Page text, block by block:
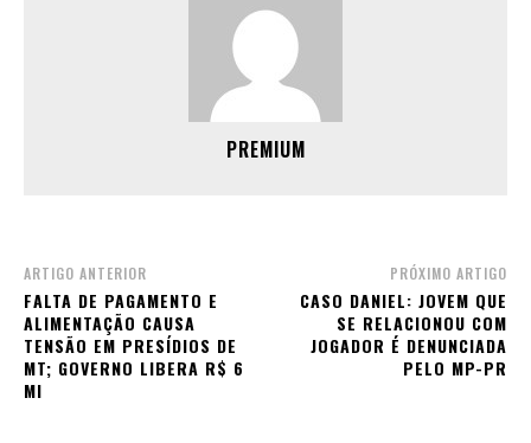
PREMIUM
ARTIGO ANTERIOR
FALTA DE PAGAMENTO E
ALIMENTAÇÃO CAUSA
TENSÃO EM PRESÍDIOS DE
MT; GOVERNO LIBERA R$ 6
MI
PRÓXIMO ARTIGO
CASO DANIEL: JOVEM QUE
SE RELACIONOU COM
JOGADOR É DENUNCIADA
PELO MP-PR